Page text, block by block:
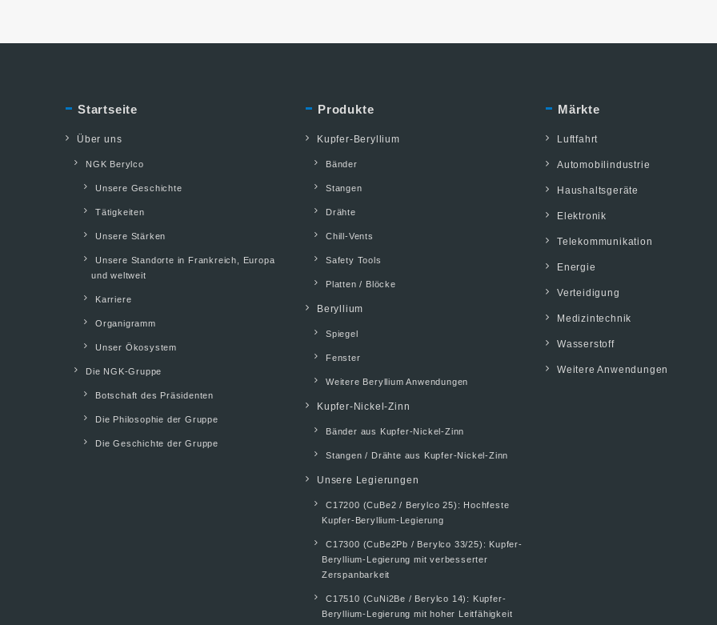
Startseite
Über uns
NGK Berylco
Unsere Geschichte
Tätigkeiten
Unsere Stärken
Unsere Standorte in Frankreich, Europa
und weltweit
Karriere
Organigramm
Unser Ökosystem
Die NGK-Gruppe
Botschaft des Präsidenten
Die Philosophie der Gruppe
Die Geschichte der Gruppe
Produkte
Kupfer-Beryllium
Bänder
Stangen
Drähte
Chill-Vents
Safety Tools
Platten / Blöcke
Beryllium
Spiegel
Fenster
Weitere Beryllium Anwendungen
Kupfer-Nickel-Zinn
Bänder aus Kupfer-Nickel-Zinn
Stangen / Drähte aus Kupfer-Nickel-Zinn
Unsere Legierungen
C17200 (CuBe2 / Berylco 25): Hochfeste
Kupfer-Beryllium-Legierung
C17300 (CuBe2Pb / Berylco 33/25): Kupfer-
Beryllium-Legierung mit verbesserter
Zerspanbarkeit
C17510 (CuNi2Be / Berylco 14): Kupfer-
Beryllium-Legierung mit hoher Leitfähigkeit
Märkte
Luftfahrt
Automobilindustrie
Haushaltsgeräte
Elektronik
Telekommunikation
Energie
Verteidigung
Medizintechnik
Wasserstoff
Weitere Anwendungen